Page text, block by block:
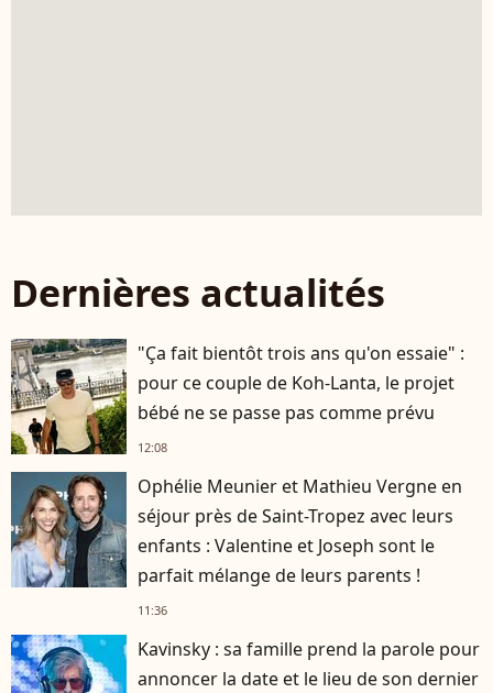
Dernières actualités
"Ça fait bientôt trois ans qu'on essaie" :
pour ce couple de Koh-Lanta, le projet
bébé ne se passe pas comme prévu
12:08
Ophélie Meunier et Mathieu Vergne en
séjour près de Saint-Tropez avec leurs
enfants : Valentine et Joseph sont le
parfait mélange de leurs parents !
11:36
Kavinsky : sa famille prend la parole pour
annoncer la date et le lieu de son dernier